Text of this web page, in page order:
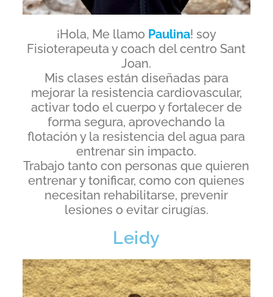
¡Hola, Me llamo Paulina! soy
Fisioterapeuta y coach del centro Sant
Joan.
Mis clases están diseñadas para
mejorar la resistencia cardiovascular,
activar todo el cuerpo y fortalecer de
forma segura, aprovechando la
flotación y la resistencia del agua para
entrenar sin impacto.
Trabajo tanto con personas que quieren
entrenar y tonificar, como con quienes
necesitan rehabilitarse, prevenir
lesiones o evitar cirugías.
Leidy